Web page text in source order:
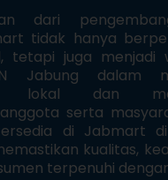
dari
tidak hanya
tetapi juga menjadi
Jabung dalam
lokal dan
serta
di Jabmart
kualitas,
terpenuhi